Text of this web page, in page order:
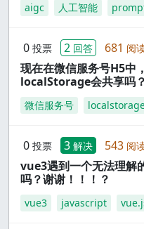
aigc 人工智能
0 投票 2 回答 681 阅
现在在微信服务号H5中
localStorage会共享吗？
微信服务号
0 投票 3 解决 543 阅
vue3遇到一个无法理解
吗？谢谢！！！？
vue3 javascript